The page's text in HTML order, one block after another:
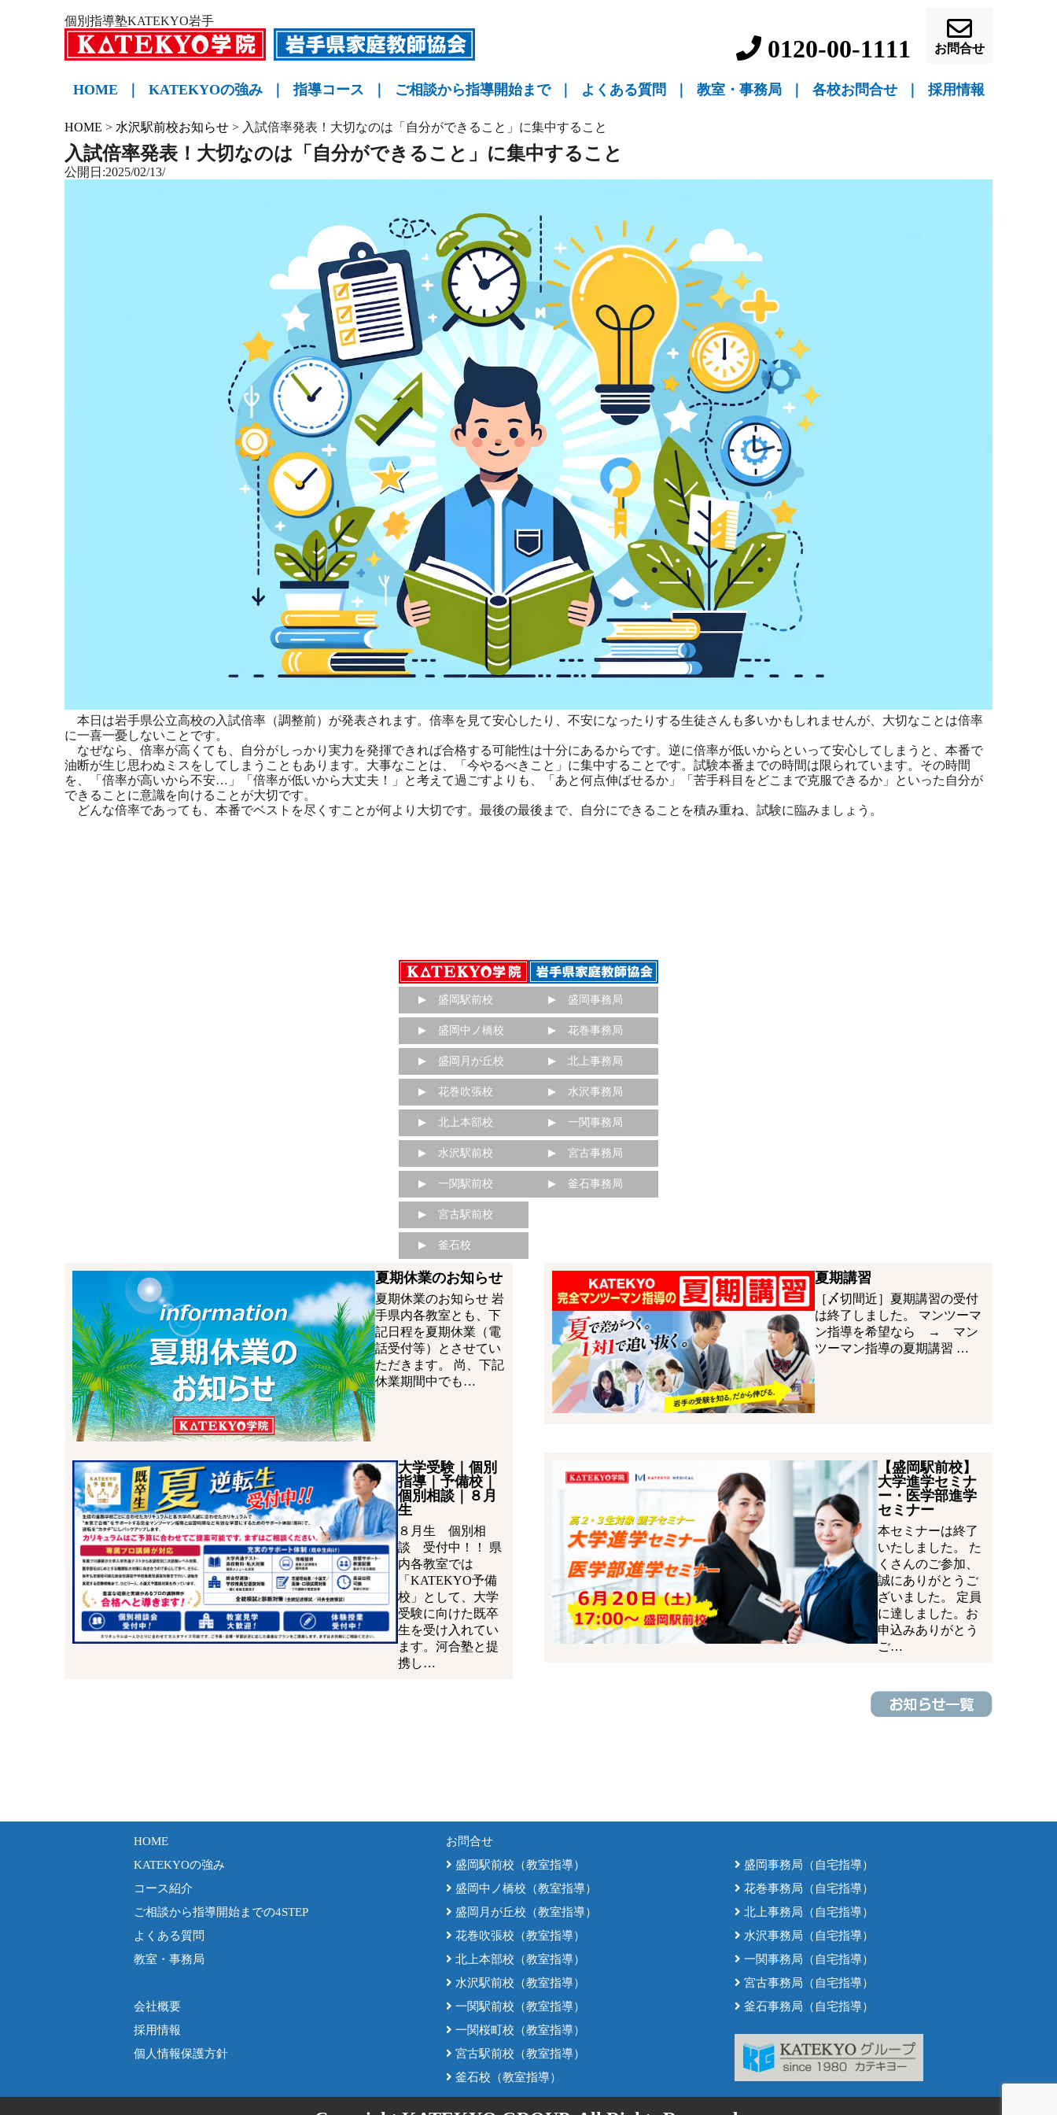
個別指導塾KATEKYO岩手
0120-00-1111 お問合せ
HOME KATEKYOの強み 指導コース
小学生指導
中学生指導
高校生指導
KATEKYO予備校
ご相談から指導開始まで よくある質問 教室・事務局
各校お問合せ
採用情報
HOME > 水沢駅前校お知らせ > 入試倍率発表！大切なのは「自分ができること」に集中すること
入試倍率発表！大切なのは「自分ができること」に集中すること
公開日:2025/02/13/
本日は岩手県公立高校の入試倍率（調整前）が発表されます。倍率を見て安心したり、不安になったりする生徒さんも多いかもしれませんが、大切なことは倍率
に一喜一憂しないことです。
なぜなら、倍率が高くても、自分がしっかり実力を発揮できれば合格する可能性は十分にあるからです。逆に倍率が低いからといって安心してしまうと、本番で
油断が生じ思わぬミスをしてしまうこともあります。大事なことは、「今やるべきこと」に集中することです。試験本番までの時間は限られています。その時間
を、「倍率が高いから不安…」「倍率が低いから大丈夫！」と考えて過ごすよりも、「あと何点伸ばせるか」「苦手科目をどこまで克服できるか」といった自分が
できることに意識を向けることが大切です。
どんな倍率であっても、本番でベストを尽くすことが何より大切です。最後の最後まで、自分にできることを積み重ね、試験に臨みましょう。
盛岡駅前校
盛岡中ノ橋校
盛岡月が丘校
花巻吹張校
北上本部校
水沢駅前校
一関駅前校
宮古駅前校
釜石校
盛岡事務局
花巻事務局
北上事務局
水沢事務局
一関事務局
宮古事務局
釜石事務局
夏期休業のお知らせ
夏期休業のお知らせ 岩
手県内各教室とも、下
記日程を夏期休業（電
話受付等）とさせてい
ただきます。 尚、下記
休業期間中でも…
夏期講習
［〆切間近］夏期講習の受付
は終了しました。 マンツーマ
ン指導を希望なら → マン
ツーマン指導の夏期講習 …
大学受験｜個別
指導｜予備校｜
個別相談｜８月
生
８月生 個別相
談 受付中！！ 県
内各教室では
「KATEKYO予備
校」として、大学
受験に向けた既卒
生を受け入れてい
ます。河合塾と提
携し…
【盛岡駅前校】
大学進学セミナ
ー・医学部進学
セミナー
本セミナーは終了
いたしました。 た
くさんのご参加、
誠にありがとうご
ざいました。 定員
に達しました。お
申込みありがとう
ご…
HOME
KATEKYOの強み
コース紹介
ご相談から指導開始までの4STEP
よくある質問
教室・事務局
会社概要
採用情報
個人情報保護方針
お問合せ
盛岡駅前校（教室指導）
盛岡中ノ橋校（教室指導）
盛岡月が丘校（教室指導）
花巻吹張校（教室指導）
北上本部校（教室指導）
水沢駅前校（教室指導）
一関駅前校（教室指導）
一関桜町校（教室指導）
宮古駅前校（教室指導）
釜石校（教室指導）
盛岡事務局（自宅指導）
花巻事務局（自宅指導）
北上事務局（自宅指導）
水沢事務局（自宅指導）
一関事務局（自宅指導）
宮古事務局（自宅指導）
釜石事務局（自宅指導）